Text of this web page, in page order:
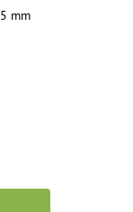
mm